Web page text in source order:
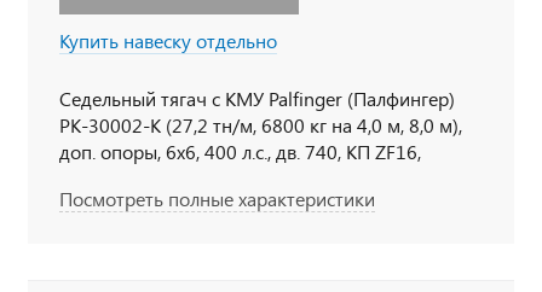
Купить навеску отдельно
Седельный тягач с КМУ Palfinger (Палфингер)
РК-30002-K (27,2 тн/м, 6800 кг на 4,0 м, 8,0 м),
доп. опоры, 6х6, 400 л.с., дв. 740, КП ZF16,
Посмотреть полные характеристики